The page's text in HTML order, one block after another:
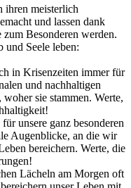
ihren meisterlich
und lassen dank
Besonderen werden.
und Seele leben:
in Krisenzeiten immer für
und nachhaltigen
sie stammen. Werte,
unsere ganz besonderen
Augenblicke, an die wir
bereichern. Werte, die
Lächeln am Morgen oft